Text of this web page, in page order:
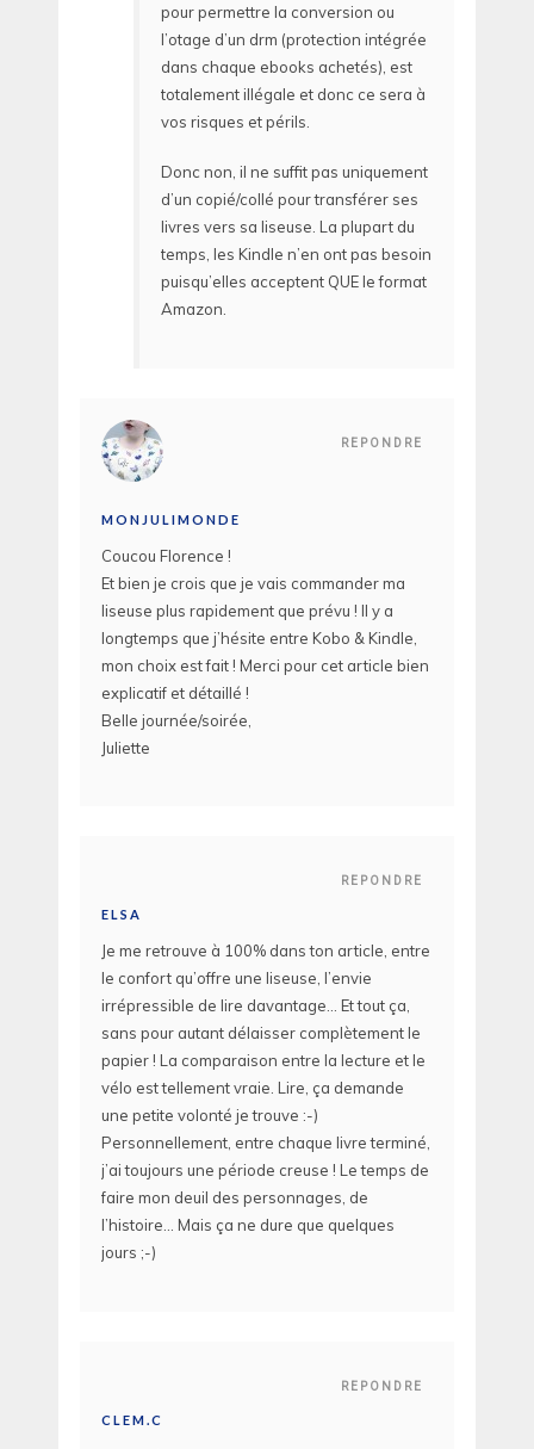
pour permettre la conversion ou
l’otage d’un drm (protection intégrée
dans chaque ebooks achetés), est
totalement illégale et donc ce sera à
vos risques et périls.
Donc non, il ne suffit pas uniquement
d’un copié/collé pour transférer ses
livres vers sa liseuse. La plupart du
temps, les Kindle n’en ont pas besoin
puisqu’elles acceptent QUE le format
Amazon.
REPONDRE
MONJULIMONDE
Coucou Florence !
Et bien je crois que je vais commander ma
liseuse plus rapidement que prévu ! Il y a
longtemps que j’hésite entre Kobo & Kindle,
mon choix est fait ! Merci pour cet article bien
explicatif et détaillé !
Belle journée/soirée,
Juliette
REPONDRE
ELSA
Je me retrouve à 100% dans ton article, entre
le confort qu’offre une liseuse, l’envie
irrépressible de lire davantage… Et tout ça,
sans pour autant délaisser complètement le
papier ! La comparaison entre la lecture et le
vélo est tellement vraie. Lire, ça demande
une petite volonté je trouve :-)
Personnellement, entre chaque livre terminé,
j’ai toujours une période creuse ! Le temps de
faire mon deuil des personnages, de
l’histoire… Mais ça ne dure que quelques
jours ;-)
REPONDRE
CLEM.C